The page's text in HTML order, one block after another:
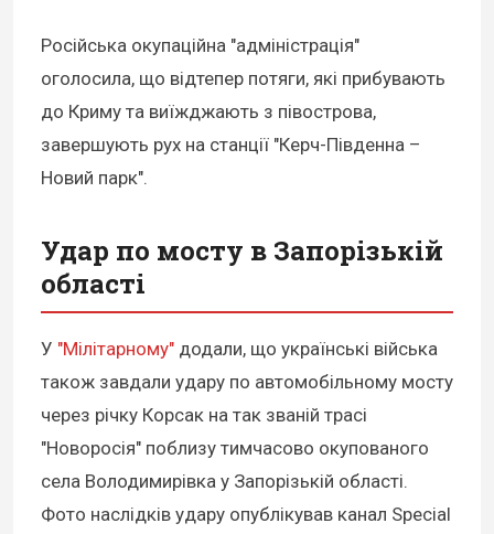
Російська окупаційна "адміністрація"
оголосила, що відтепер потяги, які прибувають
до Криму та виїжджають з півострова,
завершують рух на станції "Керч-Південна –
Новий парк".
Удар по мосту в Запорізькій
області
У "Мілітарному" додали, що українські війська
також завдали удару по автомобільному мосту
через річку Корсак на так званій трасі
"Новоросія" поблизу тимчасово окупованого
села Володимирівка у Запорізькій області.
Фото наслідків удару опублікував канал Special